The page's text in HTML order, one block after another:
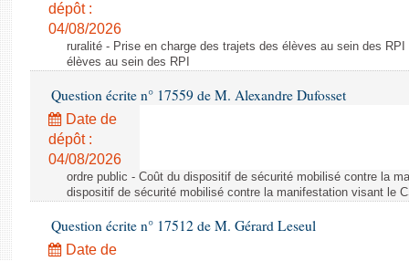
dépôt :
04/08/2026
ruralité - Prise en charge des trajets des élèves au sein des
élèves au sein des RPI
Question écrite n° 17559 de M. Alexandre Dufosset
Date de
dépôt :
04/08/2026
ordre public - Coût du dispositif de sécurité mobilisé contre la
dispositif de sécurité mobilisé contre la manifestation visant le
Question écrite n° 17512 de M. Gérard Leseul
Date de